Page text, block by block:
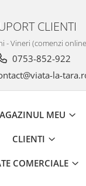
CLIENTI
- Vineri (comenzi
0753-852-922
la-
MEU
CLIENTI
COMERCIALE